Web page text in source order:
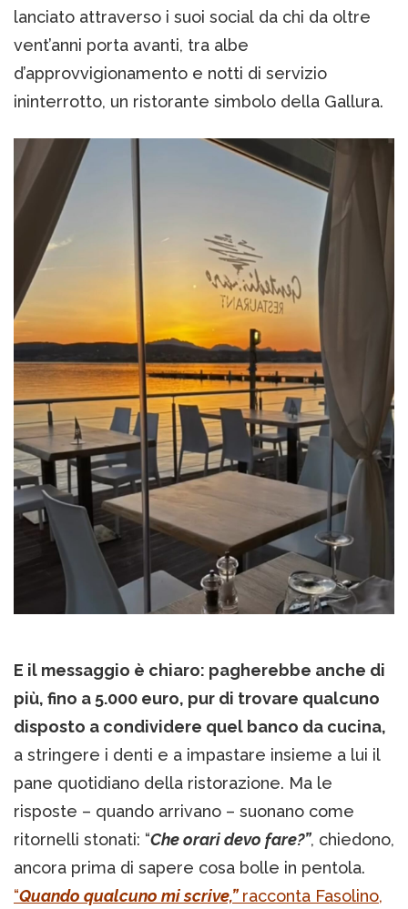
lanciato attraverso i suoi social da chi da oltre
vent’anni porta avanti, tra albe
d’approvvigionamento e notti di servizio
ininterrotto, un ristorante simbolo della Gallura.
E il messaggio è chiaro: pagherebbe anche di
più, fino a 5.000 euro, pur di trovare qualcuno
disposto a condividere quel banco da cucina,
a stringere i denti e a impastare insieme a lui il
pane quotidiano della ristorazione. Ma le
risposte – quando arrivano – suonano come
ritornelli stonati: “Che orari devo fare?”, chiedono,
ancora prima di sapere cosa bolle in pentola.
“Quando qualcuno mi scrive,”racconta Fasolino,